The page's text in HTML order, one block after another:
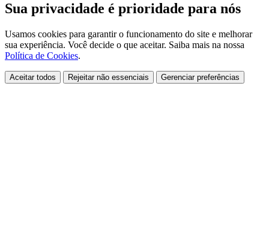
Sua privacidade é prioridade para nós
Usamos cookies para garantir o funcionamento do site e melhorar
sua experiência. Você decide o que aceitar. Saiba mais na nossa
Política de Cookies.
Aceitar todos Rejeitar não essenciais Gerenciar preferências